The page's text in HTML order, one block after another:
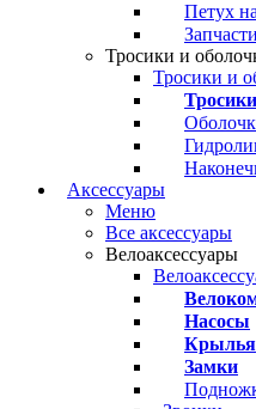
Петух
Тросики и
Тросики и
Тросики
Аксессуары
Меню
Все аксессуары
Велоаксессуары
Насосы
Крылья
Замки